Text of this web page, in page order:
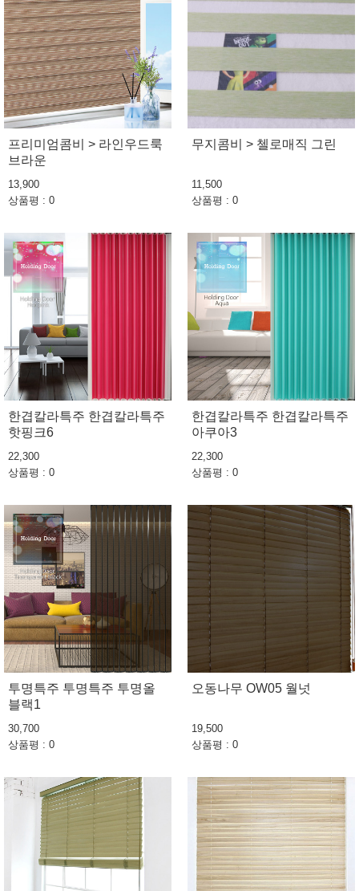
프리미엄콤비 > 라인우드룩
브라운
13,900
상품평 : 0
무지콤비 > 첼로매직 그린
11,500
상품평 : 0
한겹칼라특주 한겹칼라특주
핫핑크6
22,300
상품평 : 0
한겹칼라특주 한겹칼라특주
아쿠아3
22,300
상품평 : 0
투명특주 투명특주 투명올
블랙1
30,700
상품평 : 0
오동나무 OW05 월넛
19,500
상품평 : 0